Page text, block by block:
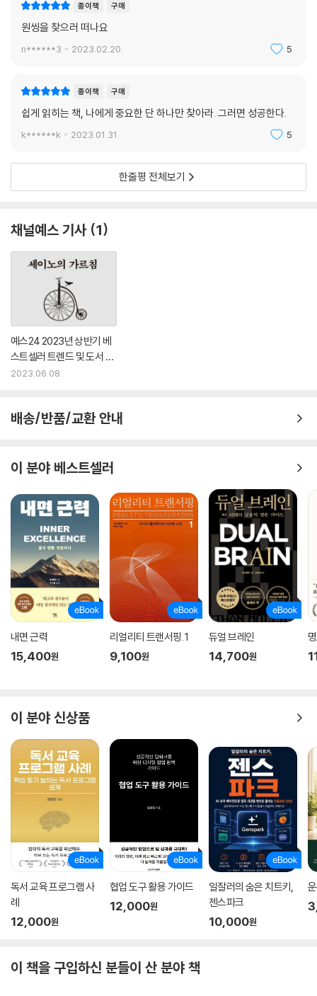
집어라. 당신의 삶에 기막힌 변화를 가져다줄 것이다. 당신의 선택에 인생
의 성공이 달려 있다.
_NBC
종이책 구매
원씽을 찾으러 떠나요
n******3 2023.02.20. 5
종이책 구매
쉽게 읽히는 책, 나에게 중요한 단 하나만 찾아라. 그러면 성공한다.
k******k 2023.01.31. 5
한줄평 전체보기
채널예스 기사 1
예스24 2023년 상반기 베
스트셀러 트렌드 및 도서 판
매 동향
2023.06.08.
배송/반품/교환 안내
이 분야 베스트셀러
내면 근력
15,400원
리얼리티 트랜서핑. 1
9,100원
듀얼 브레인
14,700원
이 분야 신상품
독서 교육 프로그램 사
례
12,000원
협업 도구 활용 가이드
12,000원
일잘러의 숨은 치트키,
젠스파크
10,000원
이 책을 구입하신 분들이 산 분야 책